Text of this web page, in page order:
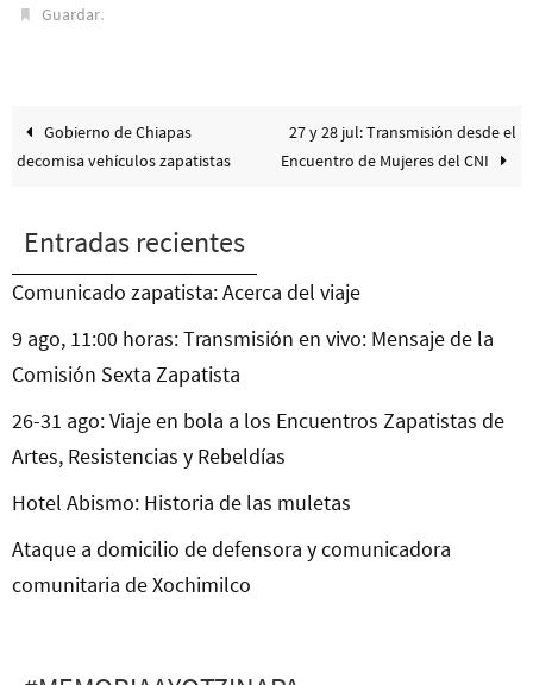
Guardar.
Gobierno de Chiapas
decomisa vehículos zapatistas
27 y 28 jul: Transmisión desde el
Encuentro de Mujeres del CNI
Entradas recientes
Comunicado zapatista: Acerca del viaje
9 ago, 11:00 horas: Transmisión en vivo: Mensaje de la
Comisión Sexta Zapatista
26-31 ago: Viaje en bola a los Encuentros Zapatistas de
Artes, Resistencias y Rebeldías
Hotel Abismo: Historia de las muletas
Ataque a domicilio de defensora y comunicadora
comunitaria de Xochimilco